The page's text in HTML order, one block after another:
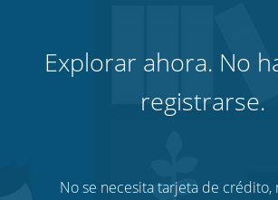
Explorar ahora. No
registrarse.
No se necesita tarjeta de crédito,